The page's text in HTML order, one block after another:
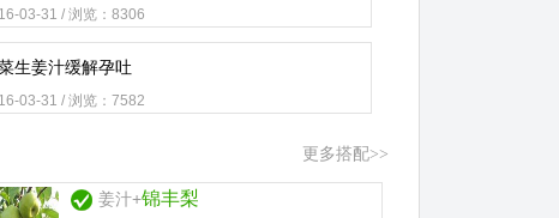
03-31 / 浏览：8306
生姜汁缓解孕吐
03-31 / 浏览：7582
更多搭配>>
姜汁+锦丰梨